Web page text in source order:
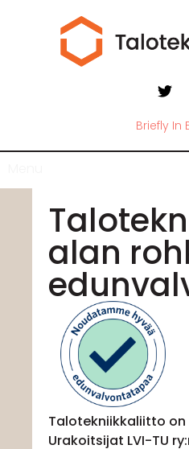
Briefly In
alan
Talotekniikkaliitto on
Urakoitsijat LVI-TU